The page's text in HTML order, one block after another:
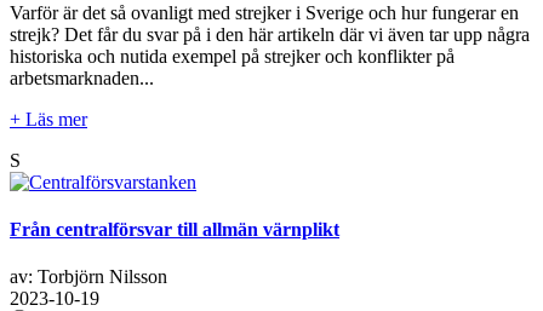
Varför är det så ovanligt med strejker i Sverige och hur fungerar en
strejk? Det får du svar på i den här artikeln där vi även tar upp några
historiska och nutida exempel på strejker och konflikter på
arbetsmarknaden...
+ Läs mer
S
Från centralförsvar till allmän värnplikt
av: Torbjörn Nilsson
2023-10-19